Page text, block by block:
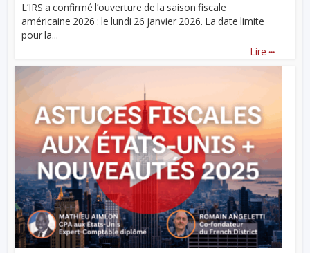
L’IRS a confirmé l’ouverture de la saison fiscale
américaine 2026 : le lundi 26 janvier 2026. La date limite
pour la...
Lire ...